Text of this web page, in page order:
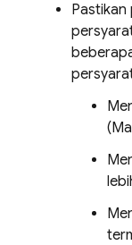
Pastikan